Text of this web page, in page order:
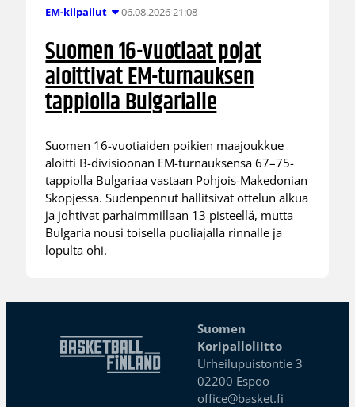
EM-kilpailut 06.08.2026 21:08
Suomen 16-vuotiaat pojat
aloittivat EM-turnauksen
tappiolla Bulgarialle
Suomen 16-vuotiaiden poikien maajoukkue
aloitti B-divisioonan EM-turnauksensa 67–75-
tappiolla Bulgariaa vastaan Pohjois-Makedonian
Skopjessa. Sudenpennut hallitsivat ottelun alkua
ja johtivat parhaimmillaan 13 pisteellä, mutta
Bulgaria nousi toisella puoliajalla rinnalle ja
lopulta ohi.
Suomen
Koripalloliitto
Urheilupuistontie 3
02200 Espoo
office@basket.fi